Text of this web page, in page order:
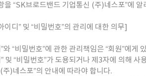
“SK브로드밴드 기업통신 (주)네스포”에
이디” 및 “비밀번호”의 관리에 대한 의무]
와 “비밀번호”에 관한 관리책임은 “회원”에
및 “비밀번호”가 도용되거나 제3자에 의해
)네스포”의 안내에 따라야 합니다.